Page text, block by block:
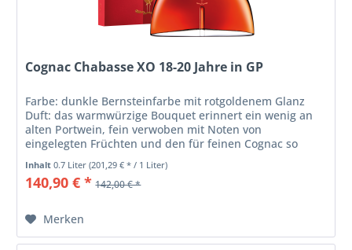
Cognac Chabasse XO 18-20 Jahre in GP
Farbe: dunkle Bernsteinfarbe mit rotgoldenem Glanz
Duft: das warmwürzige Bouquet erinnert ein wenig an
alten Portwein, fein verwoben mit Noten von
eingelegten Früchten und den für feinen Cognac so
charakteristischen blumigen Anklängen...
Inhalt0.7 Liter(201,29 € * / 1 Liter)
140,90 € * 142,00 € *
Merken